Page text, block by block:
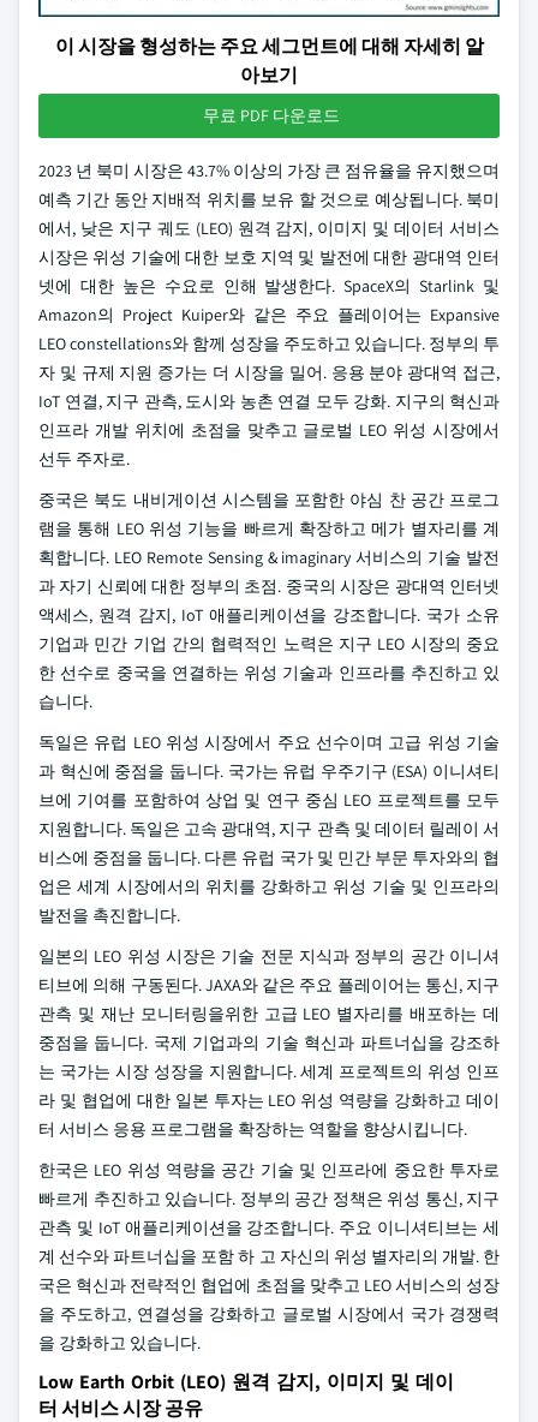
이 시장을 형성하는 주요 세그먼트에 대해 자세히 알
아보기
무료 PDF 다운로드
2023 년 북미 시장은 43.7% 이상의 가장 큰 점유율을 유지했으며
예측 기간 동안 지배적 위치를 보유 할 것으로 예상됩니다. 북미
에서, 낮은 지구 궤도 (LEO) 원격 감지, 이미지 및 데이터 서비스
시장은 위성 기술에 대한 보호 지역 및 발전에 대한 광대역 인터
넷에 대한 높은 수요로 인해 발생한다. SpaceX의 Starlink 및
Amazon의 Project Kuiper와 같은 주요 플레이어는 Expansive
LEO constellations와 함께 성장을 주도하고 있습니다. 정부의 투
자 및 규제 지원 증가는 더 시장을 밀어. 응용 분야 광대역 접근,
IoT 연결, 지구 관측, 도시와 농촌 연결 모두 강화. 지구의 혁신과
인프라 개발 위치에 초점을 맞추고 글로벌 LEO 위성 시장에서
선두 주자로.
중국은 북도 내비게이션 시스템을 포함한 야심 찬 공간 프로그
램을 통해 LEO 위성 기능을 빠르게 확장하고 메가 별자리를 계
획합니다. LEO Remote Sensing & imaginary 서비스의 기술 발전
과 자기 신뢰에 대한 정부의 초점. 중국의 시장은 광대역 인터넷
액세스, 원격 감지, IoT 애플리케이션을 강조합니다. 국가 소유
기업과 민간 기업 간의 협력적인 노력은 지구 LEO 시장의 중요
한 선수로 중국을 연결하는 위성 기술과 인프라를 추진하고 있
습니다.
독일은 유럽 LEO 위성 시장에서 주요 선수이며 고급 위성 기술
과 혁신에 중점을 둡니다. 국가는 유럽 우주기구 (ESA) 이니셔티
브에 기여를 포함하여 상업 및 연구 중심 LEO 프로젝트를 모두
지원합니다. 독일은 고속 광대역, 지구 관측 및 데이터 릴레이 서
비스에 중점을 둡니다. 다른 유럽 국가 및 민간 부문 투자와의 협
업은 세계 시장에서의 위치를 강화하고 위성 기술 및 인프라의
발전을 촉진합니다.
일본의 LEO 위성 시장은 기술 전문 지식과 정부의 공간 이니셔
티브에 의해 구동된다. JAXA와 같은 주요 플레이어는 통신, 지구
관측 및 재난 모니터링을위한 고급 LEO 별자리를 배포하는 데
중점을 둡니다. 국제 기업과의 기술 혁신과 파트너십을 강조하
는 국가는 시장 성장을 지원합니다. 세계 프로젝트의 위성 인프
라 및 협업에 대한 일본 투자는 LEO 위성 역량을 강화하고 데이
터 서비스 응용 프로그램을 확장하는 역할을 향상시킵니다.
한국은 LEO 위성 역량을 공간 기술 및 인프라에 중요한 투자로
빠르게 추진하고 있습니다. 정부의 공간 정책은 위성 통신, 지구
관측 및 IoT 애플리케이션을 강조합니다. 주요 이니셔티브는 세
계 선수와 파트너십을 포함 하 고 자신의 위성 별자리의 개발. 한
국은 혁신과 전략적인 협업에 초점을 맞추고 LEO 서비스의 성장
을 주도하고, 연결성을 강화하고 글로벌 시장에서 국가 경쟁력
을 강화하고 있습니다.
Low Earth Orbit (LEO) 원격 감지, 이미지 및 데이
터 서비스 시장 공유